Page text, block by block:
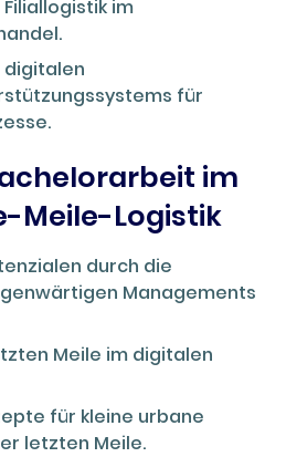
im
digitalen
für
im
Meile-Logistik
durch die
Managements
Meile im digitalen
für kleine urbane
letzten Meile.